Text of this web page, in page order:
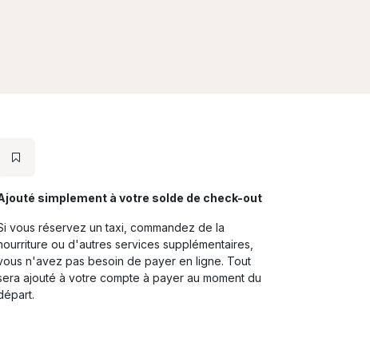
simplement à votre solde de check-out
vous réservez un taxi, commandez de la
ou d'autres services supplémentaires,
n'avez pas besoin de payer en ligne. Tout
ajouté à votre compte à payer au moment du